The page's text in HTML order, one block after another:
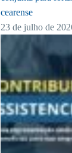
cearense
23 de julho de